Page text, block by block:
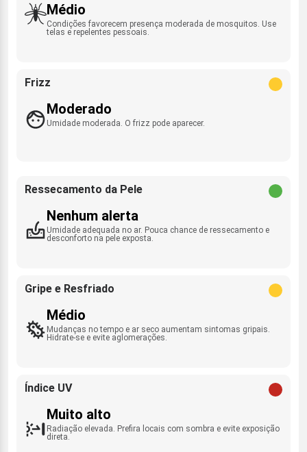
Médio
Condições favorecem presença moderada de mosquitos. Use
telas e repelentes pessoais.
Frizz
Moderado
Umidade moderada. O frizz pode aparecer.
Ressecamento da Pele
Nenhum alerta
Umidade adequada no ar. Pouca chance de ressecamento e
desconforto na pele exposta.
Gripe e Resfriado
Médio
Mudanças no tempo e ar seco aumentam sintomas gripais.
Hidrate-se e evite aglomerações.
Índice UV
Muito alto
Radiação elevada. Prefira locais com sombra e evite exposição
direta.